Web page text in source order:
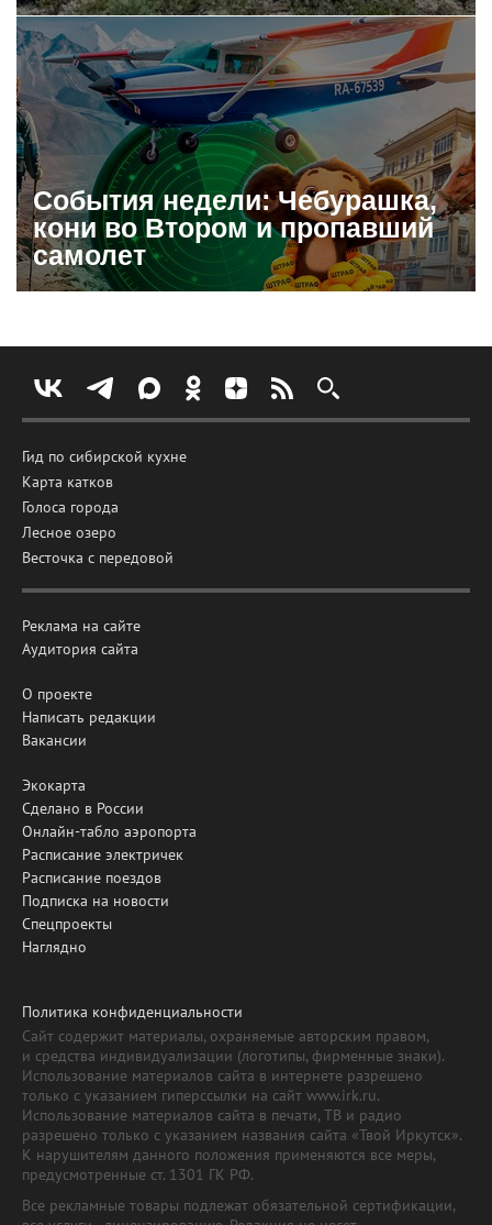
События недели: Чебурашка,
кони во Втором и пропавший
самолет
Гид по сибирской кухне
Карта катков
Голоса города
Лесное озеро
Весточка с передовой
Реклама на сайте
Аудитория сайта
О проекте
Написать редакции
Вакансии
Экокарта
Сделано в России
Онлайн-табло аэропорта
Расписание электричек
Расписание поездов
Подписка на новости
Спецпроекты
Наглядно
Политика конфиденциальности
Сайт содержит материалы, охраняемые авторским правом,
и средства индивидуализации (логотипы, фирменные знаки).
Использование материалов сайта в интернете разрешено
только с указанием гиперссылки на сайт www.irk.ru.
Использование материалов сайта в печати, ТВ и радио
разрешено только с указанием названия сайта «Твой Иркутск».
К нарушителям данного положения применяются все меры,
предусмотренные ст. 1301 ГК РФ.
Все рекламные товары подлежат обязательной сертификации,